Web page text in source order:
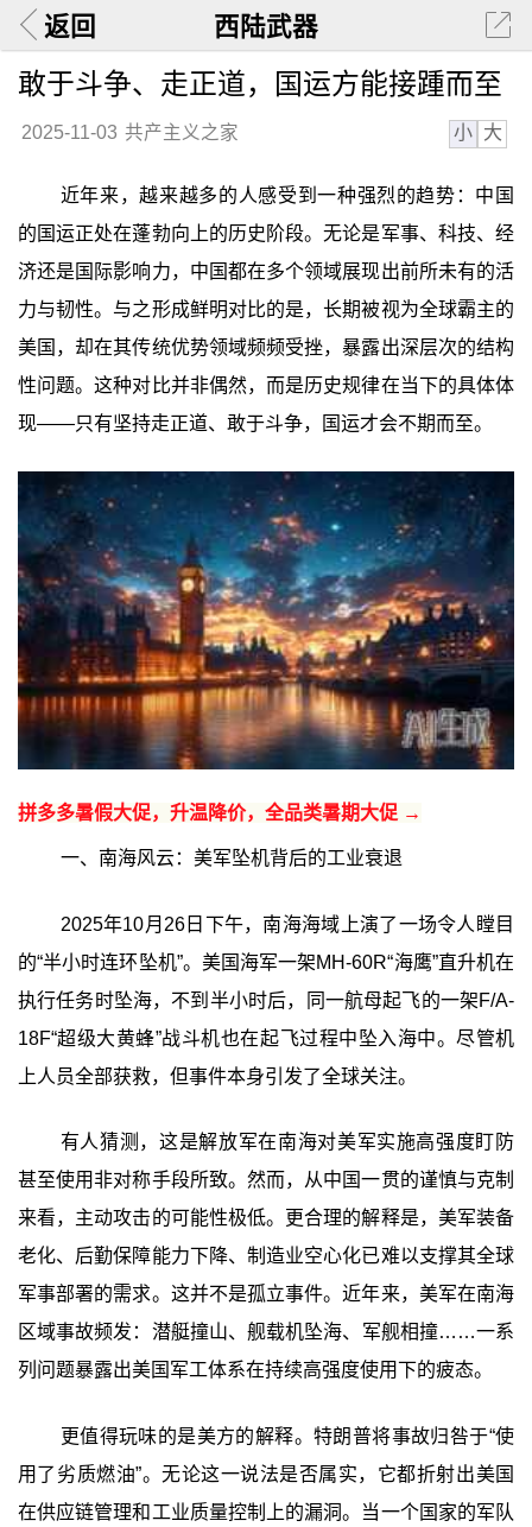
返回 西陆武器
敢于斗争、走正道，国运方能接踵而至
2025-11-03 共产主义之家 小 大
近年来，越来越多的人感受到一种强烈的趋势：中国
的国运正处在蓬勃向上的历史阶段。无论是军事、科技、经
济还是国际影响力，中国都在多个领域展现出前所未有的活
力与韧性。与之形成鲜明对比的是，长期被视为全球霸主的
美国，却在其传统优势领域频频受挫，暴露出深层次的结构
性问题。这种对比并非偶然，而是历史规律在当下的具体体
现——只有坚持走正道、敢于斗争，国运才会不期而至。
拼多多暑假大促，升温降价，全品类暑期大促 →
一、南海风云：美军坠机背后的工业衰退
2025年10月26日下午，南海海域上演了一场令人瞠目
的“半小时连环坠机”。美国海军一架MH-60R“海鹰”直升机在
执行任务时坠海，不到半小时后，同一航母起飞的一架F/A-
18F“超级大黄蜂”战斗机也在起飞过程中坠入海中。尽管机
上人员全部获救，但事件本身引发了全球关注。
有人猜测，这是解放军在南海对美军实施高强度盯防
甚至使用非对称手段所致。然而，从中国一贯的谨慎与克制
来看，主动攻击的可能性极低。更合理的解释是，美军装备
老化、后勤保障能力下降、制造业空心化已难以支撑其全球
军事部署的需求。这并不是孤立事件。近年来，美军在南海
区域事故频发：潜艇撞山、舰载机坠海、军舰相撞……一系
列问题暴露出美国军工体系在持续高强度使用下的疲态。
更值得玩味的是美方的解释。特朗普将事故归咎于“使
用了劣质燃油”。无论这一说法是否属实，它都折射出美国
在供应链管理和工业质量控制上的漏洞。当一个国家的军队